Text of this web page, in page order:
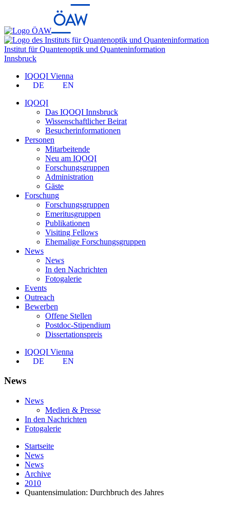
Institut für Quantenoptik und Quanteninformation
Innsbruck
IQOQI Vienna
DE
EN
IQOQI
Das IQOQI Innsbruck
Wissenschaftlicher Beirat
Besucherinformationen
Personen
Mitarbeitende
Neu am IQOQI
Forschungsgruppen
Administration
Gäste
Forschung
Forschungsgruppen
Emeritusgruppen
Publikationen
Visiting Fellows
Ehemalige Forschungsgruppen
News
News
In den Nachrichten
Fotogalerie
Events
Outreach
Bewerben
Offene Stellen
Postdoc-Stipendium
Dissertationspreis
IQOQI Vienna
DE
EN
News
News
Medien & Presse
In den Nachrichten
Fotogalerie
Startseite
News
News
Archive
2010
Quantensimulation: Durchbruch des Jahres